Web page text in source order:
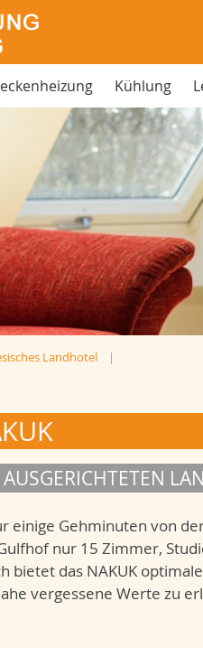
Kühlung
Landhotel
einige Gehminuten von
nur 15 Zimmer,
das NAKUK
vergessene Werte zu